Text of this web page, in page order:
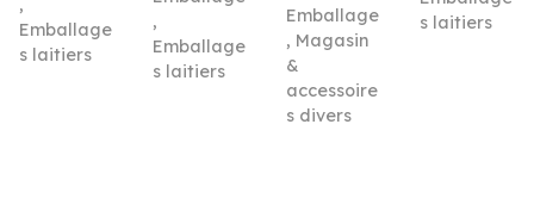
,
Emballage
s laitiers
,
Emballage
s laitiers
Emballage
, Magasin
&
accessoire
s divers
s laitiers